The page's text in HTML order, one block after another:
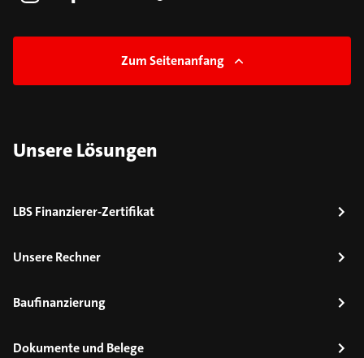
Zum Seitenanfang
Unsere Lösungen
LBS Finanzierer-Zertifikat
Unsere Rechner
Baufinanzierung
Dokumente und Belege